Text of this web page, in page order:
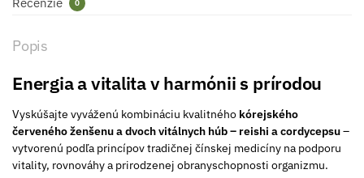
0
Popis
Energia a vitalita v harmónii s prírodou
Vyskúšajte vyváženú kombináciu kvalitného kórejského
červeného ženšenu a dvoch vitálnych húb – reishi a cordycepsu–
vytvorenú podľa princípov tradičnej čínskej medicíny na podporu
vitality, rovnováhy a prirodzenej obranyschopnosti organizmu.